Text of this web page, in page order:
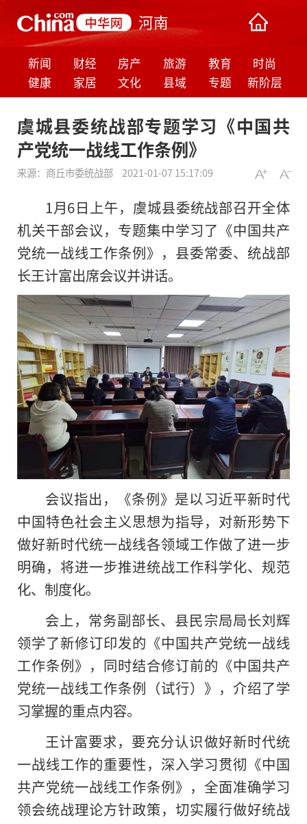
河南
新闻 财经 房产 旅游 教育
时尚
健康
家居 文化 县域 专题 新阶层
虞城县委统战部专题学习《中国共
产党统一战线工作条例》
来源： 商丘市委统战部 2021-01-07 15:17:09
1月6日上午，虞城县委统战部召开全体
机关干部会议，专题集中学习了《中国共产
党统一战线工作条例》，县委常委、统战部
长王计富出席会议并讲话。
会议指出，《条例》是以习近平新时代
中国特色社会主义思想为指导，对新形势下
做好新时代统一战线各领域工作做了进一步
明确，将进一步推进统战工作科学化、规范
化、制度化。
会上，常务副部长、县民宗局局长刘辉
领学了新修订印发的《中国共产党统一战线
工作条例》，同时结合修订前的《中国共产
党统一战线工作条例（试行）》，介绍了学
习掌握的重点内容。
王计富要求，要充分认识做好新时代统
一战线工作的重要性，深入学习贯彻《中国
共产党统一战线工作条例》，全面准确学习
领会统战理论方针政策，切实履行做好统战